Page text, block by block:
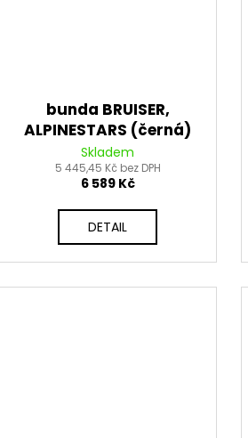
bunda BRUISER,
ALPINESTARS (černá)
2026
Skladem
5 445,45 Kč bez DPH
6 589 Kč
DETAIL